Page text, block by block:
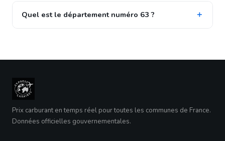
Quel est le département numéro 63 ?
Prix carburant en temps réel pour toutes les communes de France.
Données officielles gouvernementales.